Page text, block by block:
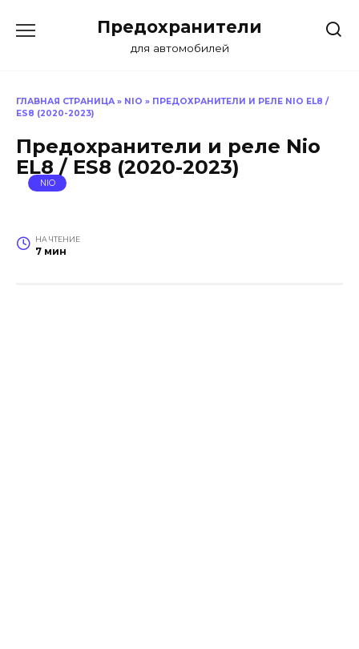
Предохранители
для автомобилей
ГЛАВНАЯ СТРАНИЦА » NIO » ПРЕДОХРАНИТЕЛИ И РЕЛЕ NIO EL8 /
ES8 (2020-2023)
Предохранители и реле Nio
EL8 / ES8 (2020-2023)
NIO
НА ЧТЕНИЕ
7 мин